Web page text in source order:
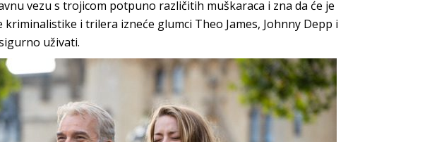
vezu s trojicom potpuno različitih muškaraca i zna da će je
i trilera izneće glumci Theo James, Johnny Depp i
uživati.